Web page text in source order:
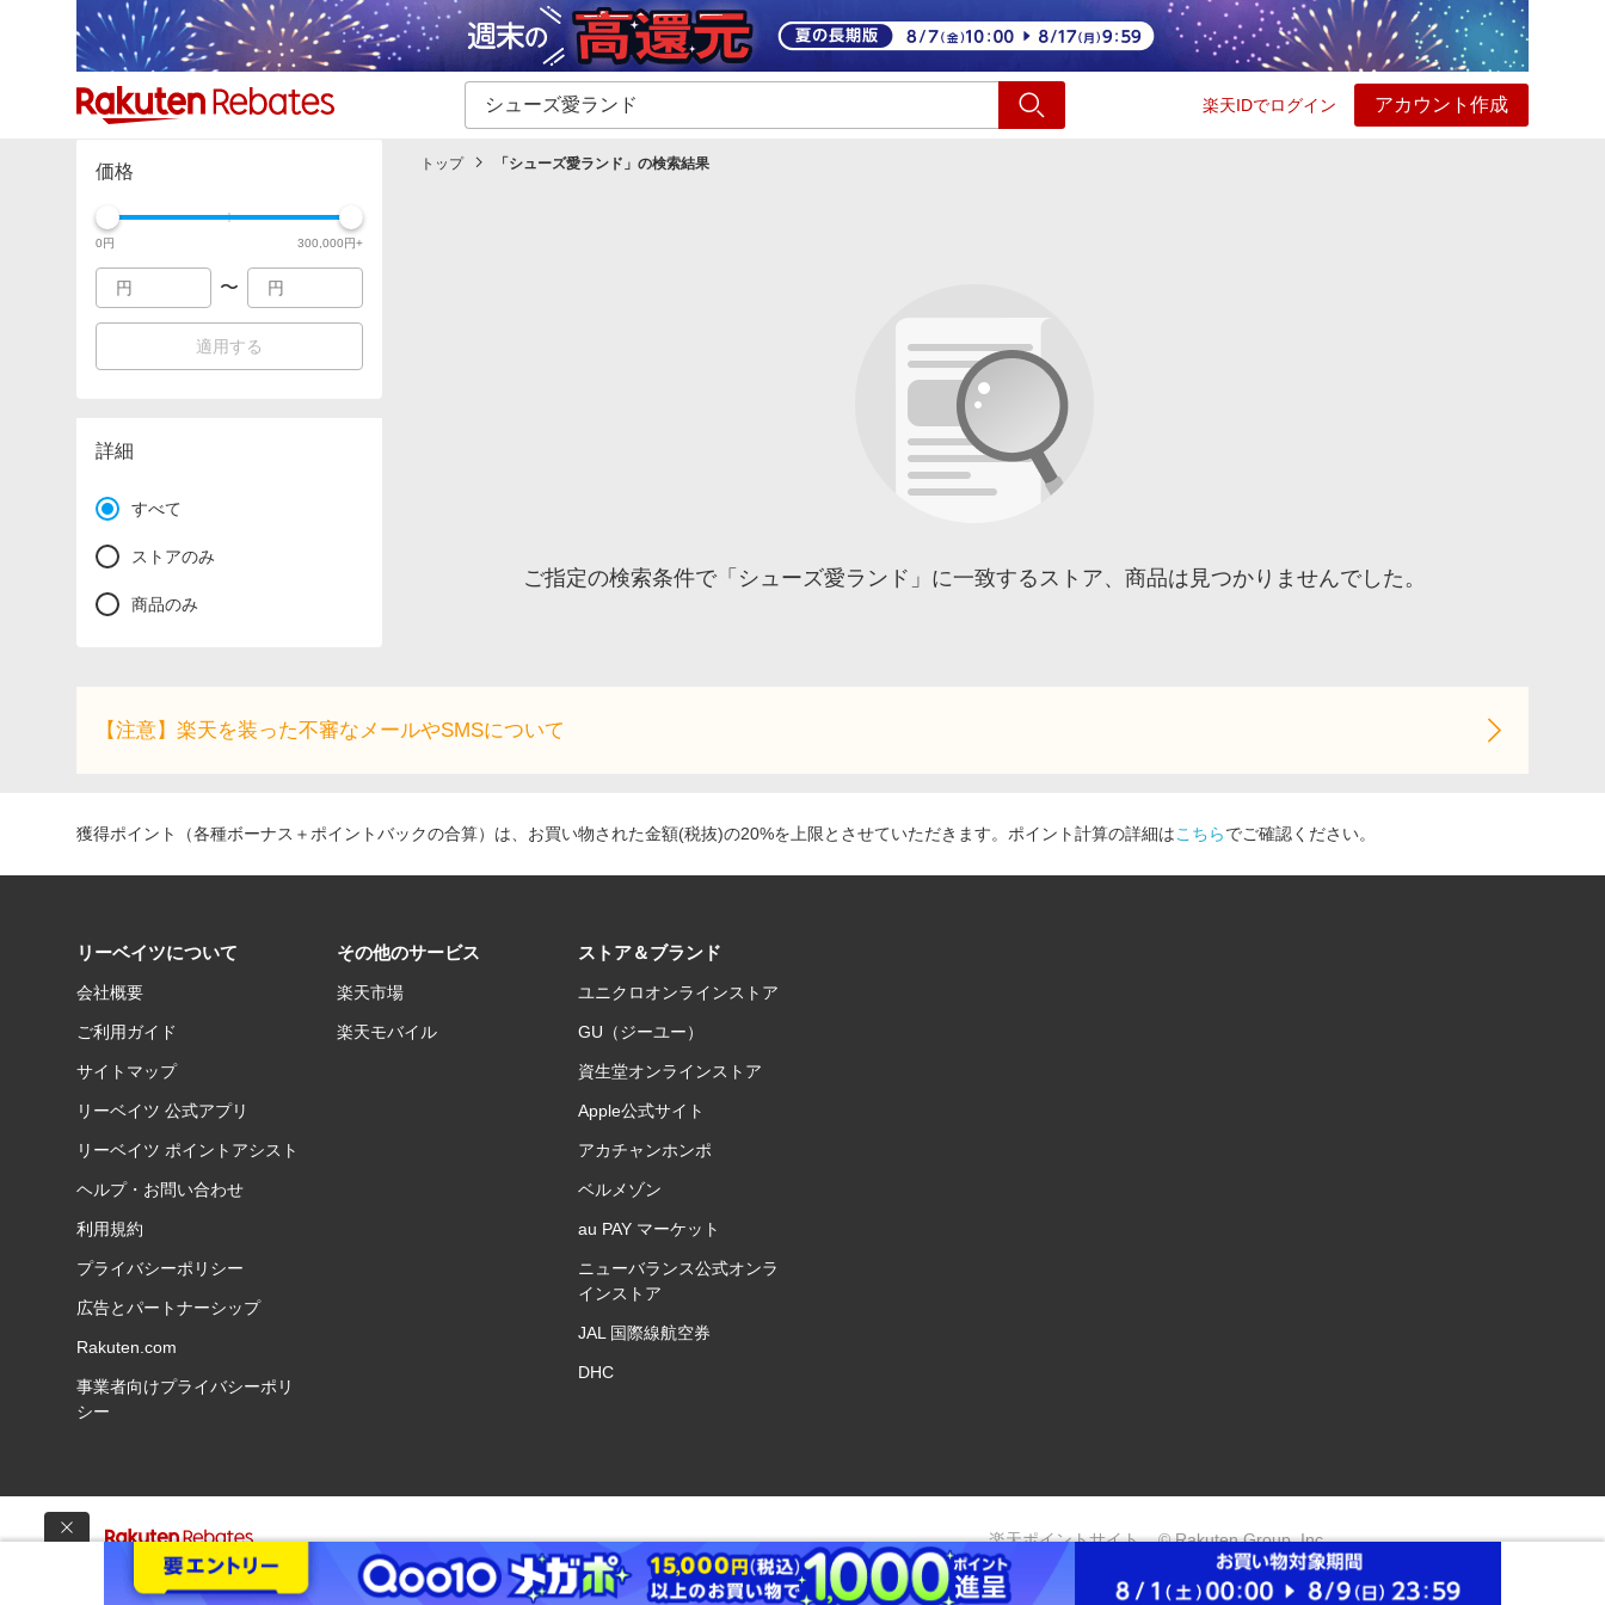
楽天IDでログイン アカウント作成
カテゴリー一覧 イベント一覧 ショッピング
価格
0円 300,000円+
〜
適用する
詳細
すべて
ストアのみ
商品のみ
トップ 「 シューズ愛ランド 」の検索結果
ご指定の検索条件で「シューズ愛ランド」に一致するストア、商品は見つかりませんでした。
【注意】楽天を装った不審なメールやSMSについて
獲得ポイント（各種ボーナス＋ポイントバックの合算）は、お買い物された金額(税抜)の20%を上限とさせていただきます。ポイント計算の詳細はこちらでご確認ください。
リーベイツについて
会社概要
ご利用ガイド
サイトマップ
リーベイツ 公式アプリ
リーベイツ ポイントアシスト
ヘルプ・お問い合わせ
利用規約
プライバシーポリシー
広告とパートナーシップ
Rakuten.com
事業者向けプライバシーポリ
シー
その他のサービス
楽天市場
楽天モバイル
ストア＆ブランド
ユニクロオンラインストア
GU（ジーユー）
資生堂オンラインストア
Apple公式サイト
アカチャンホンポ
ベルメゾン
au PAY マーケット
ニューバランス公式オンラ
インストア
JAL 国際線航空券
DHC
楽天ポイントサイト © Rakuten Group, Inc.